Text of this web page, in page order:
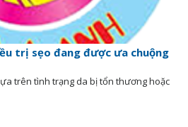
trị sẹo đang được ưa chuộng
trên tình trạng da bị tổn thương hoặc